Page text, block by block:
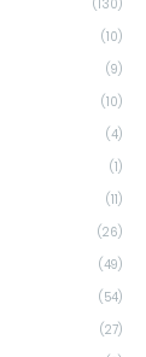
(130)
(10)
(9)
(10)
(4)
(1)
(11)
(26)
(49)
(54)
(27)